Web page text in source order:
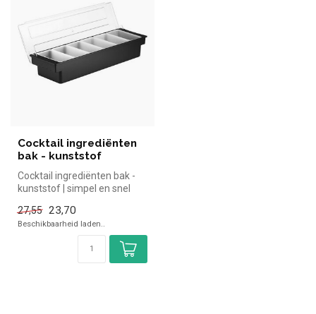
Cocktail ingrediënten
bak - kunststof
Cocktail ingrediënten bak -
kunststof | simpel en snel
27,55 23,70
Beschikbaarheid laden..